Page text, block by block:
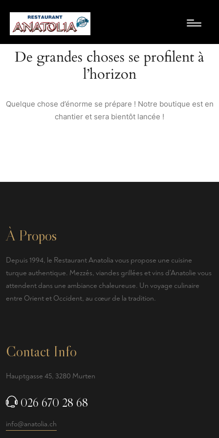
De grandes choses se profilent à
l’horizon
Quelque chose d’énorme se prépare ! Notre boutique est en
chantier et sera bientôt lancée !
À Propos
Depuis 1994, le Restaurant Anatolia vous propose une cuisine
turque authentique. Mezzés, viandes grillées et vins d’Anatolie vous
attendent dans une ambiance chaleureuse. Un voyage culinaire
entre Orient et Occident, au cœur de la tradition.
Contact Info
Hauptgasse 45, 3280 Murten
026 670 28 68
info@anatolia.ch